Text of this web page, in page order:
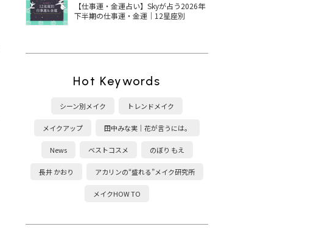
【仕事運・金運占い】Skyが占う2026年
下半期の仕事運・金運｜12星座別
Hot Keywords
シーン別メイク トレンドメイク
メイクアップ 田中みな実｜花が言うには。
News ベストコスメ のぼり もえ
長井 かおり アカリンの“盛れる”メイク研究所
メイクHOW TO